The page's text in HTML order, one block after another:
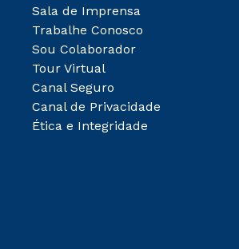
Sala de Imprensa
Trabalhe Conosco
Sou Colaborador
Tour Virtual
Canal Seguro
Canal de Privacidade
Ética e Integridade